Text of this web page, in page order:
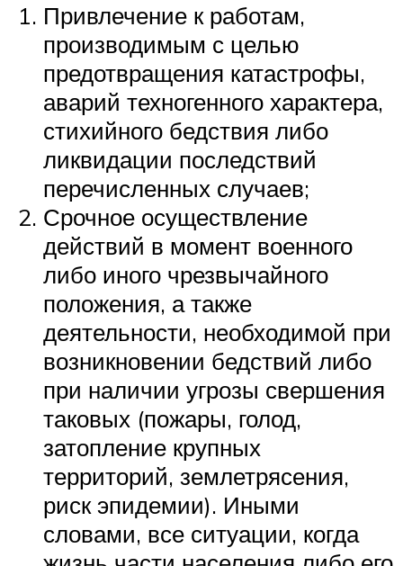
Привлечение к работам,
производимым с целью
предотвращения катастрофы,
аварий техногенного характера,
стихийного бедствия либо
ликвидации последствий
перечисленных случаев;
Срочное осуществление
действий в момент военного
либо иного чрезвычайного
положения, а также
деятельности, необходимой при
возникновении бедствий либо
при наличии угрозы свершения
таковых (пожары, голод,
затопление крупных
территорий, землетрясения,
риск эпидемии). Иными
словами, все ситуации, когда